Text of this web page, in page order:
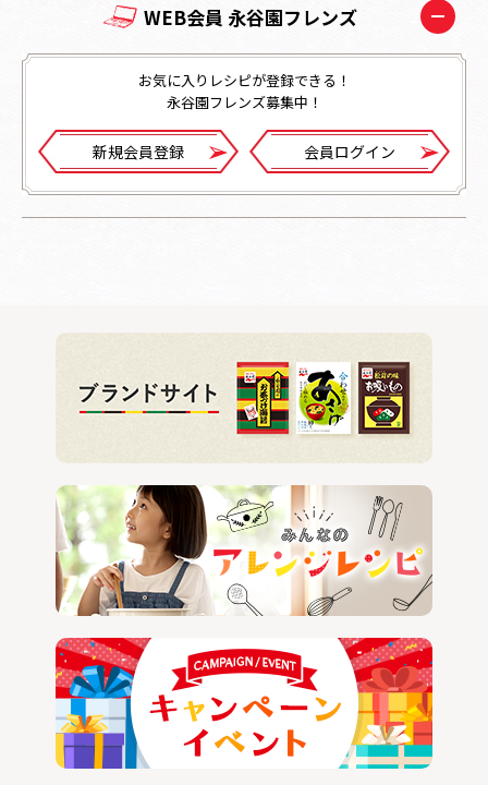
WEB会員 永谷園フレンズ
お気に入りレシピが登録できる！
永谷園フレンズ募集中！
新規会員登録 会員ログイン